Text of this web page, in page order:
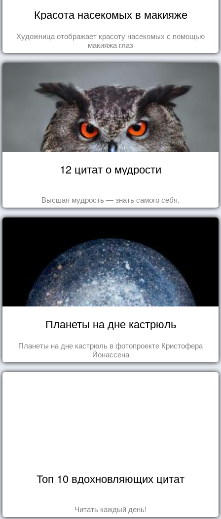
Красота насекомых в макияже
Художница отображает красоту насекомых с помощью
макияжа глаз
12 цитат о мудрости
Высшая мудрость — знать самого себя.
Планеты на дне кастрюль
Планеты на дне кастрюль в фотопроекте Кристофера
Йонассена
Топ 10 вдохновляющих цитат
Читать каждый день!